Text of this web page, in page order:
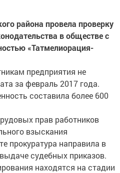
района провела проверку
в обществе с
«Татмелиорация-
предприятия не
за февраль 2017 года.
составила более 600
прав работников
взыскания
прокуратура направила в
судебных приказов.
находятся на стадии